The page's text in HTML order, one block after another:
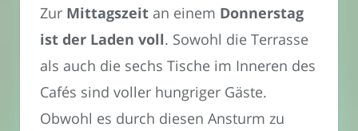
Zur Mittagszeit an einem Donnerstag
ist der Laden voll. Sowohl die Terrasse
als auch die sechs Tische im Inneren des
Cafés sind voller hungriger Gäste.
Obwohl es durch diesen Ansturm zu